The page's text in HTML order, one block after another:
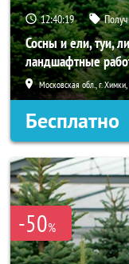
12:40:18
Сосны и ели, туи,
ландшафтные
Московская обл., г.
Бесплатно
-50%